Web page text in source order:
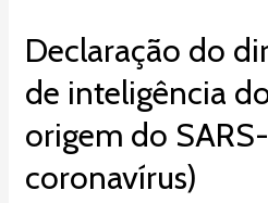
Declaração do
de inteligência
origem do
coronavírus)
Declaração
do
diretor
de
dos